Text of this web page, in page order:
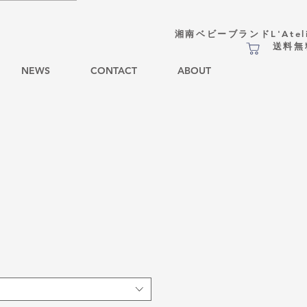
湘南ベビーブランド
送料
NEWS CONTACT ABOUT